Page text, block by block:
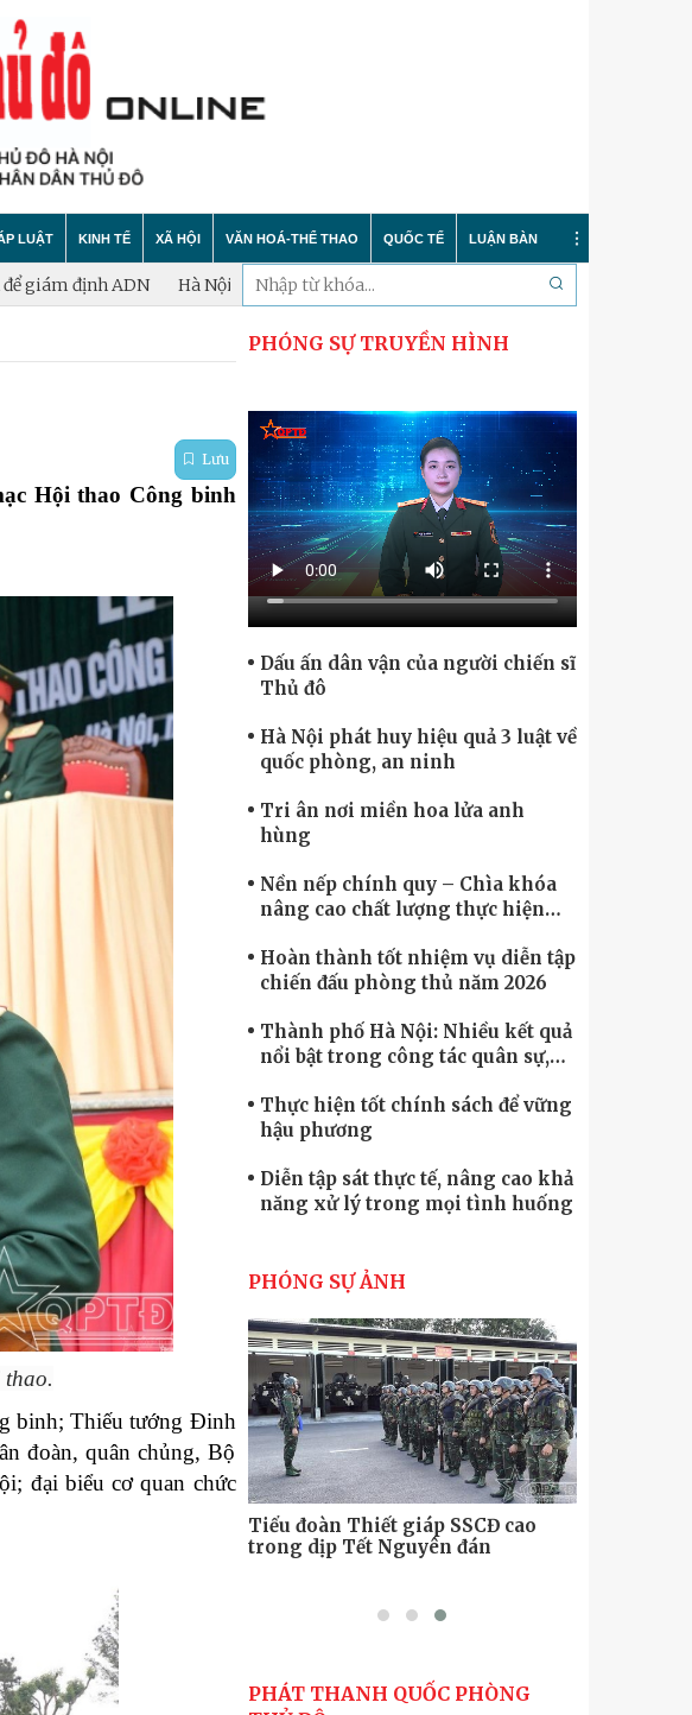
đô Hà Nội
LUẬT
hiểu chính sách
cách hành chính, Chính phủ điện tử, Chuyển đổi số
KINH TẾ
Vấn đề và dư luận
Hội nhập
XÃ HỘI
Giáo dục
Cải cách hành chính
VĂN HOÁ-THỂ THAO
Trong nước
Hà Nội thanh lịch
Nét đẹp Người chiến sỹ Thủ đô
QUỐC TẾ
Sự kiện
Bảo vệ chủ quyền biển đảo
Khoa học quân sự nước ngoài
LUẬN BÀN
Hà Nội phấn đấu hoàn thành lấy mẫu xác định danh tính hài cốt liệt sĩ trong
Lưu
Hội thao Công binh
binh; Thiếu tướng Đinh
đoàn, quân chủng, Bộ
đại biểu cơ quan chức
PHÓNG SỰ TRUYỀN HÌNH
Dấu ấn dân vận của người chiến sĩ
Thủ đô
Hà Nội phát huy hiệu quả 3 luật về
quốc phòng, an ninh
Tri ân nơi miền hoa lửa anh
hùng
Nền nếp chính quy – Chìa khóa
nâng cao chất lượng thực hiện
Hoàn thành tốt nhiệm vụ diễn tập
chiến đấu phòng thủ năm 2026
Thành phố Hà Nội: Nhiều kết quả
nổi bật trong công tác quân sự,
Thực hiện tốt chính sách để vững
hậu phương
Diễn tập sát thực tế, nâng cao khả
năng xử lý trong mọi tình huống
vệ “vững mạnh, rộng khắp” ngay
Trung đoàn Pháo binh 452: Huấn
luyện giỏi nâng cao sức mạnh
chiến đấu
Tiểu đoàn Thiết giáp hoàn thành
tốt diễn tập chiến thuật có bắn đạn
thật
Nơi sinh viên rèn ý trí, luyện kỹ
năng
PHÓNG SỰ ẢNH
Tiểu đoàn Thiết giáp SSCĐ cao
trong dịp Tết Nguyên đán
PHÁT THANH QUỐC PHÒNG